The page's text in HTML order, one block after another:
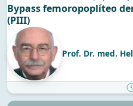
Bypass femoropoplíteo
(PIII)